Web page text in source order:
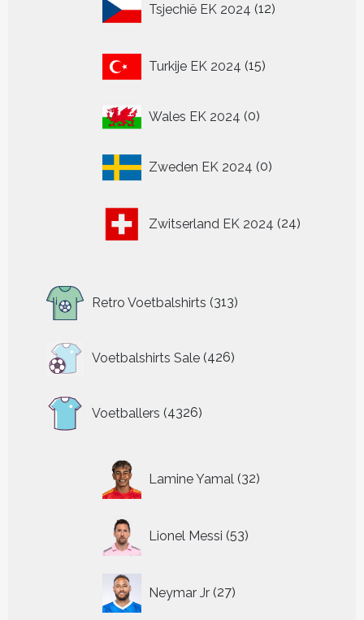
Tsjechië EK 2024 12
producten
Turkije EK 2024 15
producten
Wales EK 2024 00
Zweden EK 2024 0
producten
Zwitserland EK 2024 24
producten
Retro Voetbalshirts 313
producten
Voetbalshirts Sale 426
426
producten
Voetballers 4326
producten
Lamine Yamal 32
producten
Lionel Messi 53
producten
Neymar Jr 27
producten